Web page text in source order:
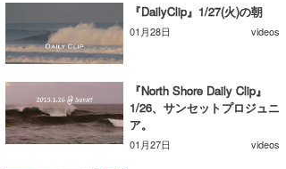
『DailyClip』1/27(火)の朝
01月28日 videos
『North Shore Daily Clip』
1/26、サンセットプロジュニ
ア。
01月27日 videos
Yasunari Inoue
Yoshiyuki Obata
DELTA FORCE SURF
Colors MAGAZINE
WAVAL
福島寿実子
中浦“JET”章
進士剛光
☆加藤
Aichan
波伝説